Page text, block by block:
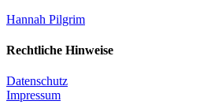
Hannah Pilgrim
Rechtliche Hinweise
Datenschutz
Impressum